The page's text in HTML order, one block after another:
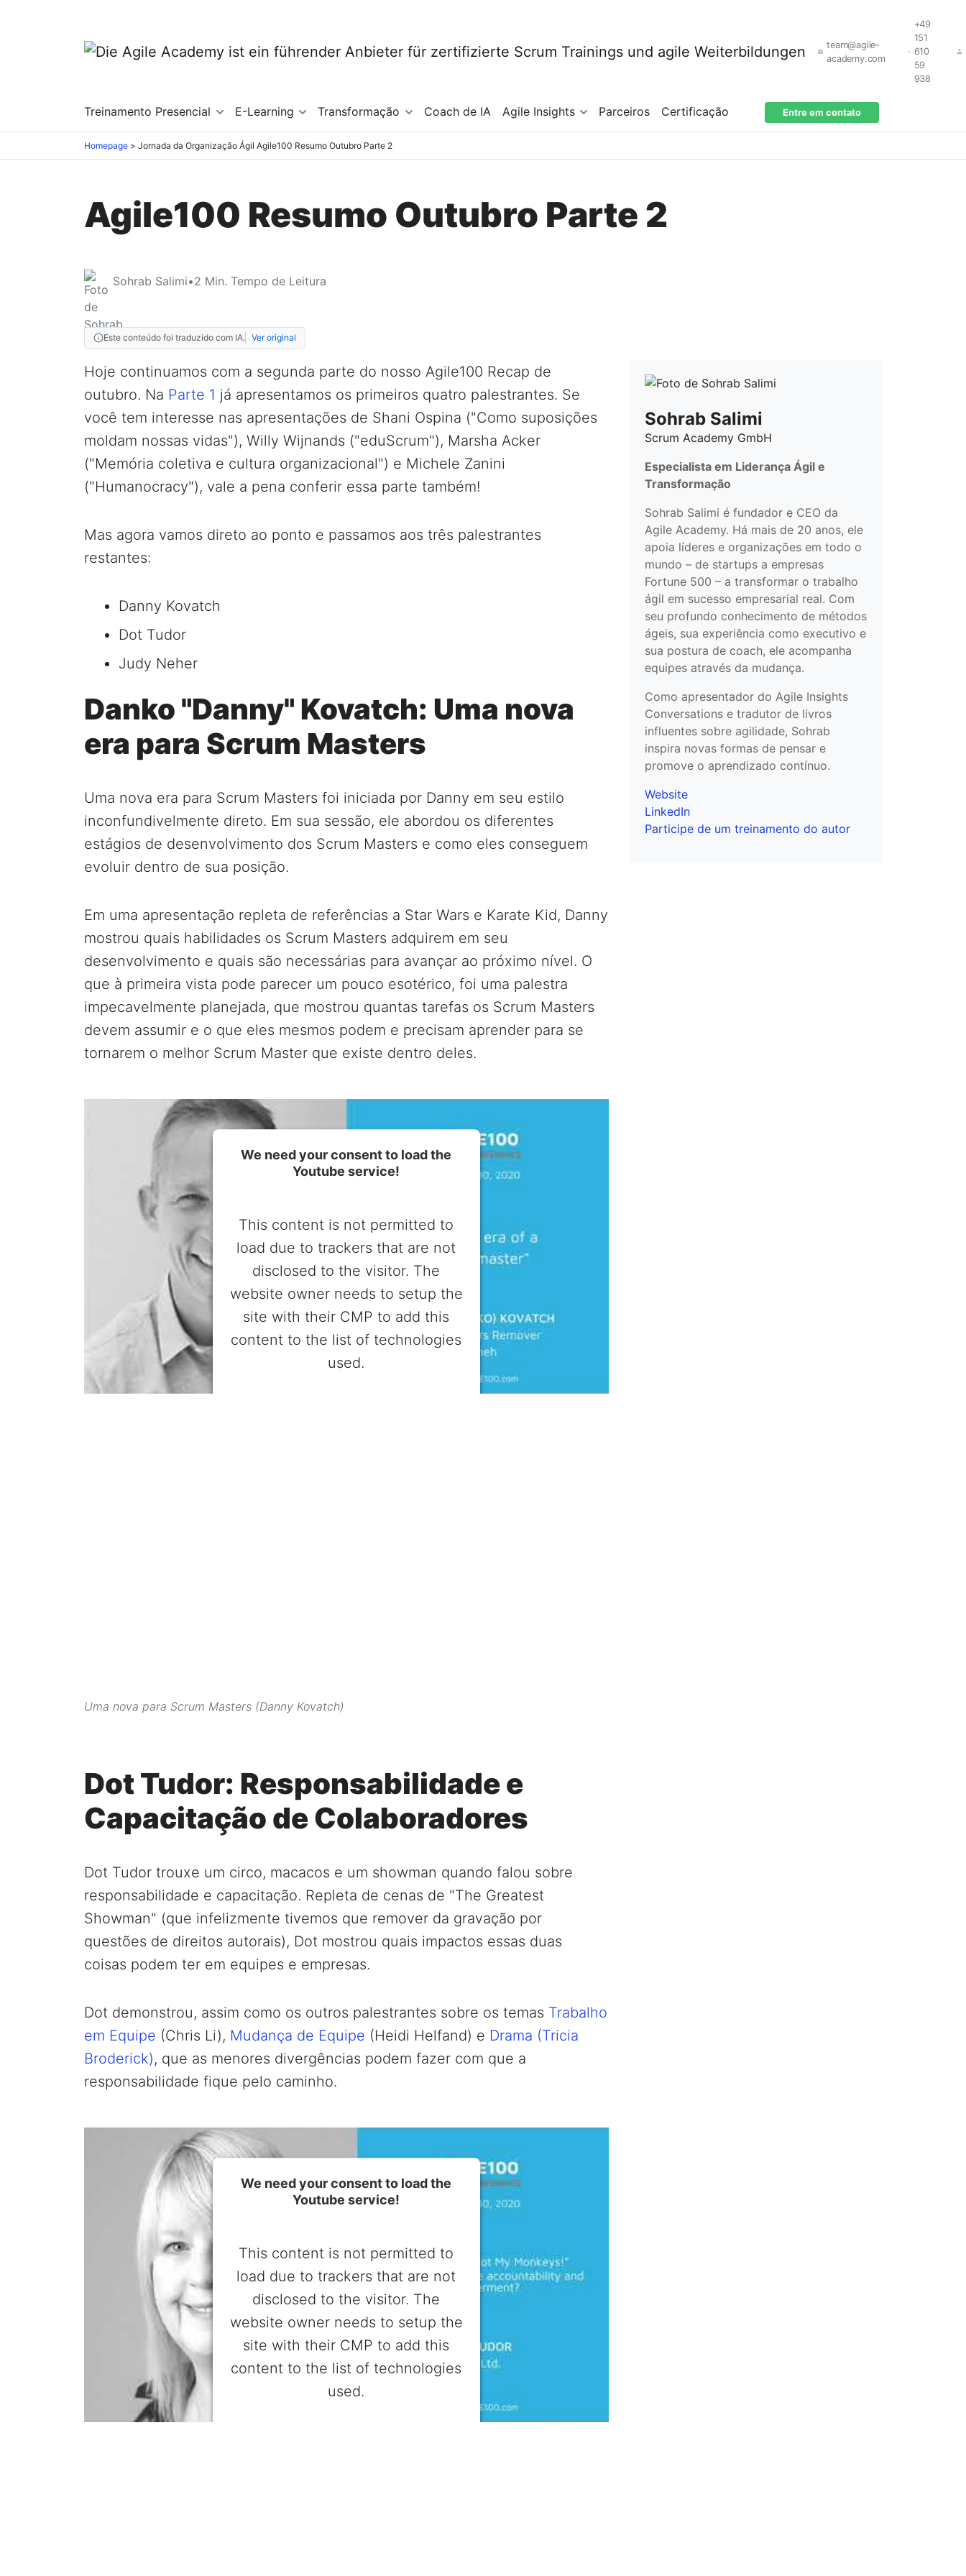
team@agile-
academy.com
+49
151
610
59
938
Treinamento Presencial E-Learning Transformação Coach de IA Agile Insights Parceiros Certificação Entre em contato
Homepage Jornada da Organização Ágil Agile100 Resumo Outubro Parte 2
Agile100 Resumo Outubro Parte 2
Sohrab Salimi•2 Min. Tempo de Leitura
Este conteúdo foi traduzido com IA. Ver original
Hoje continuamos com a segunda parte do nosso Agile100 Recap de
outubro. Na Parte 1 já apresentamos os primeiros quatro palestrantes. Se
você tem interesse nas apresentações de Shani Ospina ("Como suposições
moldam nossas vidas"), Willy Wijnands ("eduScrum"), Marsha Acker
("Memória coletiva e cultura organizacional") e Michele Zanini
("Humanocracy"), vale a pena conferir essa parte também!
Mas agora vamos direto ao ponto e passamos aos três palestrantes
restantes:
Danny Kovatch
Dot Tudor
Judy Neher
Danko "Danny" Kovatch: Uma nova
era para Scrum Masters
Uma nova era para Scrum Masters foi iniciada por Danny em seu estilo
inconfundivelmente direto. Em sua sessão, ele abordou os diferentes
estágios de desenvolvimento dos Scrum Masters e como eles conseguem
evoluir dentro de sua posição.
Em uma apresentação repleta de referências a Star Wars e Karate Kid, Danny
mostrou quais habilidades os Scrum Masters adquirem em seu
desenvolvimento e quais são necessárias para avançar ao próximo nível. O
que à primeira vista pode parecer um pouco esotérico, foi uma palestra
impecavelmente planejada, que mostrou quantas tarefas os Scrum Masters
devem assumir e o que eles mesmos podem e precisam aprender para se
tornarem o melhor Scrum Master que existe dentro deles.
We need your consent to load the
Youtube service!
This content is not permitted to
load due to trackers that are not
disclosed to the visitor. The
website owner needs to setup the
site with their CMP to add this
content to the list of technologies
used.
Uma nova para Scrum Masters (Danny Kovatch)
Dot Tudor: Responsabilidade e
Capacitação de Colaboradores
Dot Tudor trouxe um circo, macacos e um showman quando falou sobre
responsabilidade e capacitação. Repleta de cenas de "The Greatest
Showman" (que infelizmente tivemos que remover da gravação por
questões de direitos autorais), Dot mostrou quais impactos essas duas
coisas podem ter em equipes e empresas.
Dot demonstrou, assim como os outros palestrantes sobre os temas Trabalho
em Equipe (Chris Li), Mudança de Equipe (Heidi Helfand) e Drama (Tricia
Broderick), que as menores divergências podem fazer com que a
responsabilidade fique pelo caminho.
We need your consent to load the
Youtube service!
This content is not permitted to
load due to trackers that are not
disclosed to the visitor. The
website owner needs to setup the
site with their CMP to add this
content to the list of technologies
used.
Sohrab Salimi
Scrum Academy GmbH
Especialista em Liderança Ágil e
Transformação
Sohrab Salimi é fundador e CEO da
Agile Academy. Há mais de 20 anos, ele
apoia líderes e organizações em todo o
mundo – de startups a empresas
Fortune 500 – a transformar o trabalho
ágil em sucesso empresarial real. Com
seu profundo conhecimento de métodos
ágeis, sua experiência como executivo e
sua postura de coach, ele acompanha
equipes através da mudança.
Como apresentador do Agile Insights
Conversations e tradutor de livros
influentes sobre agilidade, Sohrab
inspira novas formas de pensar e
promove o aprendizado contínuo.
Website
LinkedIn
Participe de um treinamento do autor